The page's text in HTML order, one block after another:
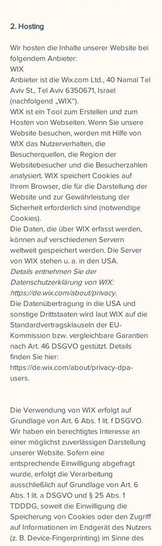
2. Hosting
Wir hosten die Inhalte unserer Website bei
folgendem Anbieter:
WIX
Anbieter ist die Wix.com Ltd., 40 Namal Tel
Aviv St., Tel Aviv 6350671, Israel
(nachfolgend „WIX“).
WIX ist ein Tool zum Erstellen und zum
Hosten von Webseiten. Wenn Sie unsere
Website besuchen, werden mit Hilfe von
WIX das Nutzerverhalten, die
Besucherquellen, die Region der
Websitebesucher und die Besucherzahlen
analysiert. WIX speichert Cookies auf
Ihrem Browser, die für die Darstellung der
Website und zur Gewährleistung der
Sicherheit erforderlich sind (notwendige
Cookies).
Die Daten, die über WIX erfasst werden,
können auf verschiedenen Servern
weltweit gespeichert werden. Die Server
von WIX stehen u. a. in den USA.
Details entnehmen Sie der
Datenschutzerklärung von WIX:
https://de.wix.com/about/privacy.
Die Datenübertragung in die USA und
sonstige Drittstaaten wird laut WIX auf die
Standardvertragsklauseln der EU-
Kommission bzw. vergleichbare Garantien
nach Art. 46 DSGVO gestützt. Details
finden Sie hier:
https://de.wix.com/about/privacy-dpa-
users.
Die Verwendung von WIX erfolgt auf
Grundlage von Art. 6 Abs. 1 lit. f DSGVO.
Wir haben ein berechtigtes Interesse an
einer möglichst zuverlässigen Darstellung
unserer Website. Sofern eine
entsprechende Einwilligung abgefragt
wurde, erfolgt die Verarbeitung
ausschließlich auf Grundlage von Art. 6
Abs. 1 lit. a DSGVO und § 25 Abs. 1
TDDDG, soweit die Einwilligung die
Speicherung von Cookies oder den Zugriff
auf Informationen im Endgerät des Nutzers
(z. B. Device-Fingerprinting) im Sinne des